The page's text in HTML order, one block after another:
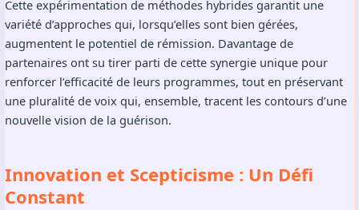
Cette expérimentation de méthodes hybrides garantit une
variété d’approches qui, lorsqu’elles sont bien gérées,
augmentent le potentiel de rémission. Davantage de
partenaires ont su tirer parti de cette synergie unique pour
renforcer l’efficacité de leurs programmes, tout en préservant
une pluralité de voix qui, ensemble, tracent les contours d’une
nouvelle vision de la guérison.
Innovation et Scepticisme : Un Défi
Constant